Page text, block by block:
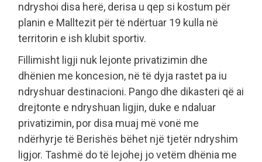
ndryshoi disa herë, derisa u qep si kostum për
planin e Malltezit për të ndërtuar 19 kulla në
territorin e ish klubit sportiv.
Fillimisht ligji nuk lejonte privatizimin dhe
dhënien me koncesion, në të dyja rastet pa iu
ndryshuar destinacioni. Pango dhe dikasteri që ai
drejtonte e ndryshuan ligjin, duke e ndaluar
privatizimin, por disa muaj më vonë me
ndërhyrje të Berishës bëhet një tjetër ndryshim
ligjor. Tashmë do të lejohej jo vetëm dhënia me